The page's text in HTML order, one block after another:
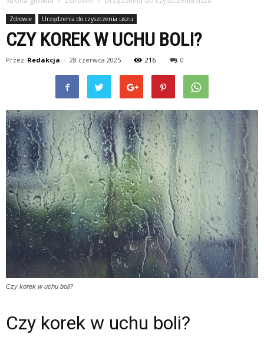
Zdrowie Urządzenia do czyszczenia uszu
CZY KOREK W UCHU BOLI?
Przez Redakcja - 28 czerwca 2025 216 0
Czy korek w uchu boli?
Czy korek w uchu boli?